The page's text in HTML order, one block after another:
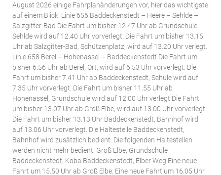
August 2026 einige Fahrplanänderungen vor, hier das wichtigste
auf einem Blick: Linie 656 Baddeckenstedt – Heere – Sehlde –
Salzgitter-Bad Die Fahrt um bisher 12.47 Uhr ab Grundschule
Sehlde wird auf 12.40 Uhr vorverlegt. Die Fahrt um bisher 13.15
Uhr ab Salzgitter-Bad, Schützenplatz, wird auf 13.20 Uhr verlegt.
Linie 658 Berel – Hohenassel – Baddeckenstedt Die Fahrt um
bisher 6.56 Uhr ab Berel, Ort, wird auf 6.53 Uhr vorverlegt. Die
Fahrt um bisher 7.41 Uhr ab Baddeckenstedt, Schule wird auf
7.35 Uhr vorverlegt. Die Fahrt um bisher 11.55 Uhr ab
Hohenassel, Grundschule wird auf 12.00 Uhr verlegt Die Fahrt
um bisher 13.07 Uhr ab Groß Elbe, wird auf 13.00 Uhr vorverlegt.
Die Fahrt um bisher 13.13 Uhr Baddeckenstedt, Bahnhof wird
auf 13.06 Uhr vorverlegt. Die Haltestelle Baddeckenstedt,
Bahnhof wird zusätzlich bedient. Die folgenden Haltestellen
werden nicht mehr bedient: Groß Elbe, Grundschule
Baddeckenstedt, Koba Baddeckenstedt, Elber Weg Eine neue
Fahrt um 15.50 Uhr ab Groß Elbe. Eine neue Fahrt um 16.05 Uhr